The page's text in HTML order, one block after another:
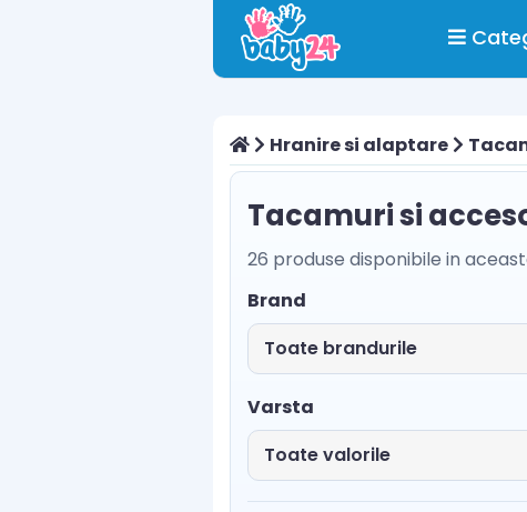
Hranire si alaptare
Tacamuri si
26 produse disponibile in
Brand
Varsta